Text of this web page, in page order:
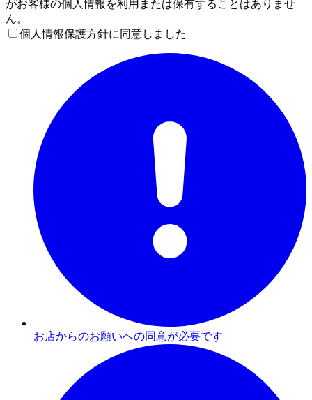
がお客様の個人情報を利用または保有することはありませ
ん。
個人情報保護方針に同意しました
お店からのお願いへの同意が必要です